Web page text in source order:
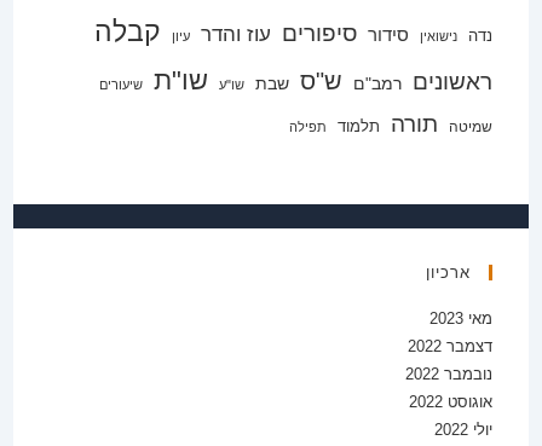
נדה נישואין סידור סיפורים עוז והדר עיון קבלה
ראשונים רמב"ם ש"ס שבת שו"ע שו"ת שיעורים
שמיטה תורה תלמוד תפילה
ארכיון
מאי 2023
דצמבר 2022
נובמבר 2022
אוגוסט 2022
יולי 2022